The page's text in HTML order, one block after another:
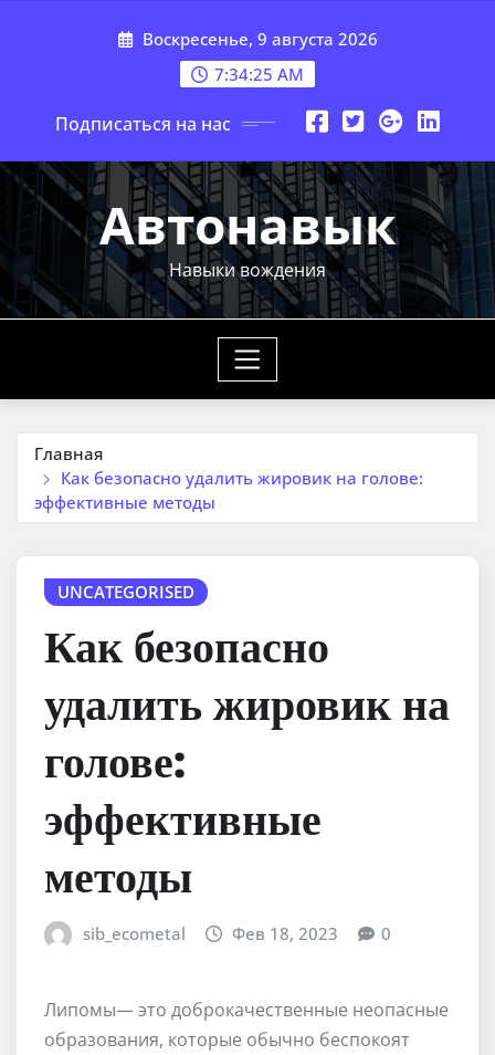
Воскресенье, 9 августа 2026
7:34:26 AM
Подписаться на нас
Автонавык
Навыки вождения
Главная
Как безопасно удалить жировик на голове:
эффективные методы
UNCATEGORISED
Как безопасно
удалить жировик на
голове:
эффективные
методы
sib_ecometal Фев 18, 2023 0
Липомы— это доброкачественные неопасные
образования, которые обычно беспокоят